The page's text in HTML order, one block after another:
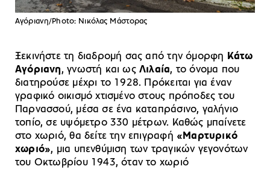
Αγόριανη/Photo: Νικόλας Μάστορας
Ξεκινήστε τη διαδρομή σας από την όμορφη Κάτω
Αγόριανη, γνωστή και ωςΛιλαία, το όνομα που
διατηρούσε μέχρι το 1928. Πρόκειται για έναν
γραφικό οικισμό χτισμένο στους πρόποδες του
Παρνασσού, μέσα σε ένα καταπράσινο, γαλήνιο
τοπίο, σε υψόμετρο 330 μέτρων. Καθώς μπαίνετε
στο χωριό, θα δείτε την επιγραφή «Μαρτυρικό
χωριό», μια υπενθύμιση των τραγικών γεγονότων
του Οκτωβρίου 1943, όταν το χωριό